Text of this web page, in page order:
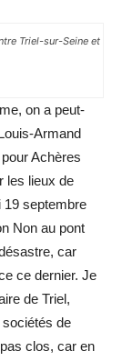
Triel-sur-Seine et
on a peut-
Armand
Achères
les lieux de
19 septembre
Non au pont
car
ce dernier. Je
de Triel,
sociétés de
clos, car en